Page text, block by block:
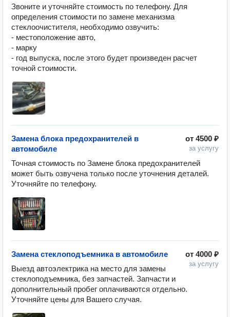
Звоните и уточняйте стоимость по телефону. Для
определения стоимости по замене механизма
стеклоочистителя, необходимо озвучить:
- местоположение авто,
- марку
- год выпуска, после этого будет произведен расчет
точной стоимости.
от 4500 ₽
за услугу
Замена блока предохранителей в
автомобиле
Точная стоимость по Замене блока предохранителей
может быть озвучена только после уточнения деталей.
от 4000 ₽
за услугу
Замена стеклоподъемника в автомобиле
Выезд автоэлектрика на место для замены
стеклоподъемника, без запчастей. Запчасти и
дополнительный пробег оплачиваются отдельно.